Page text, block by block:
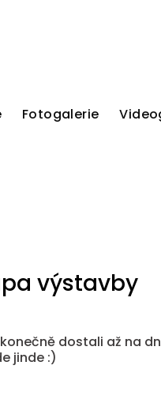
Fotogalerie
výstavby
dostali až na
jinde :)